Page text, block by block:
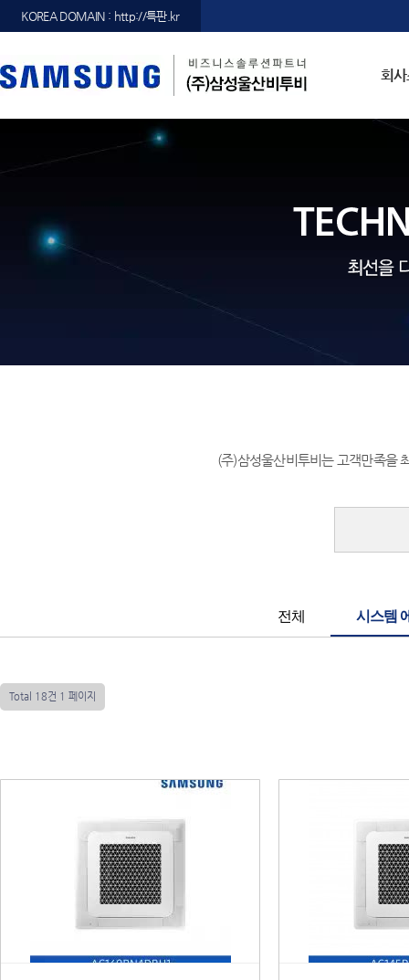
KOREA DOMAIN : http://특판.kr
회
(주)삼성울산비투비는 고객만족을
전체 시스템
Total 18건 1 페이지